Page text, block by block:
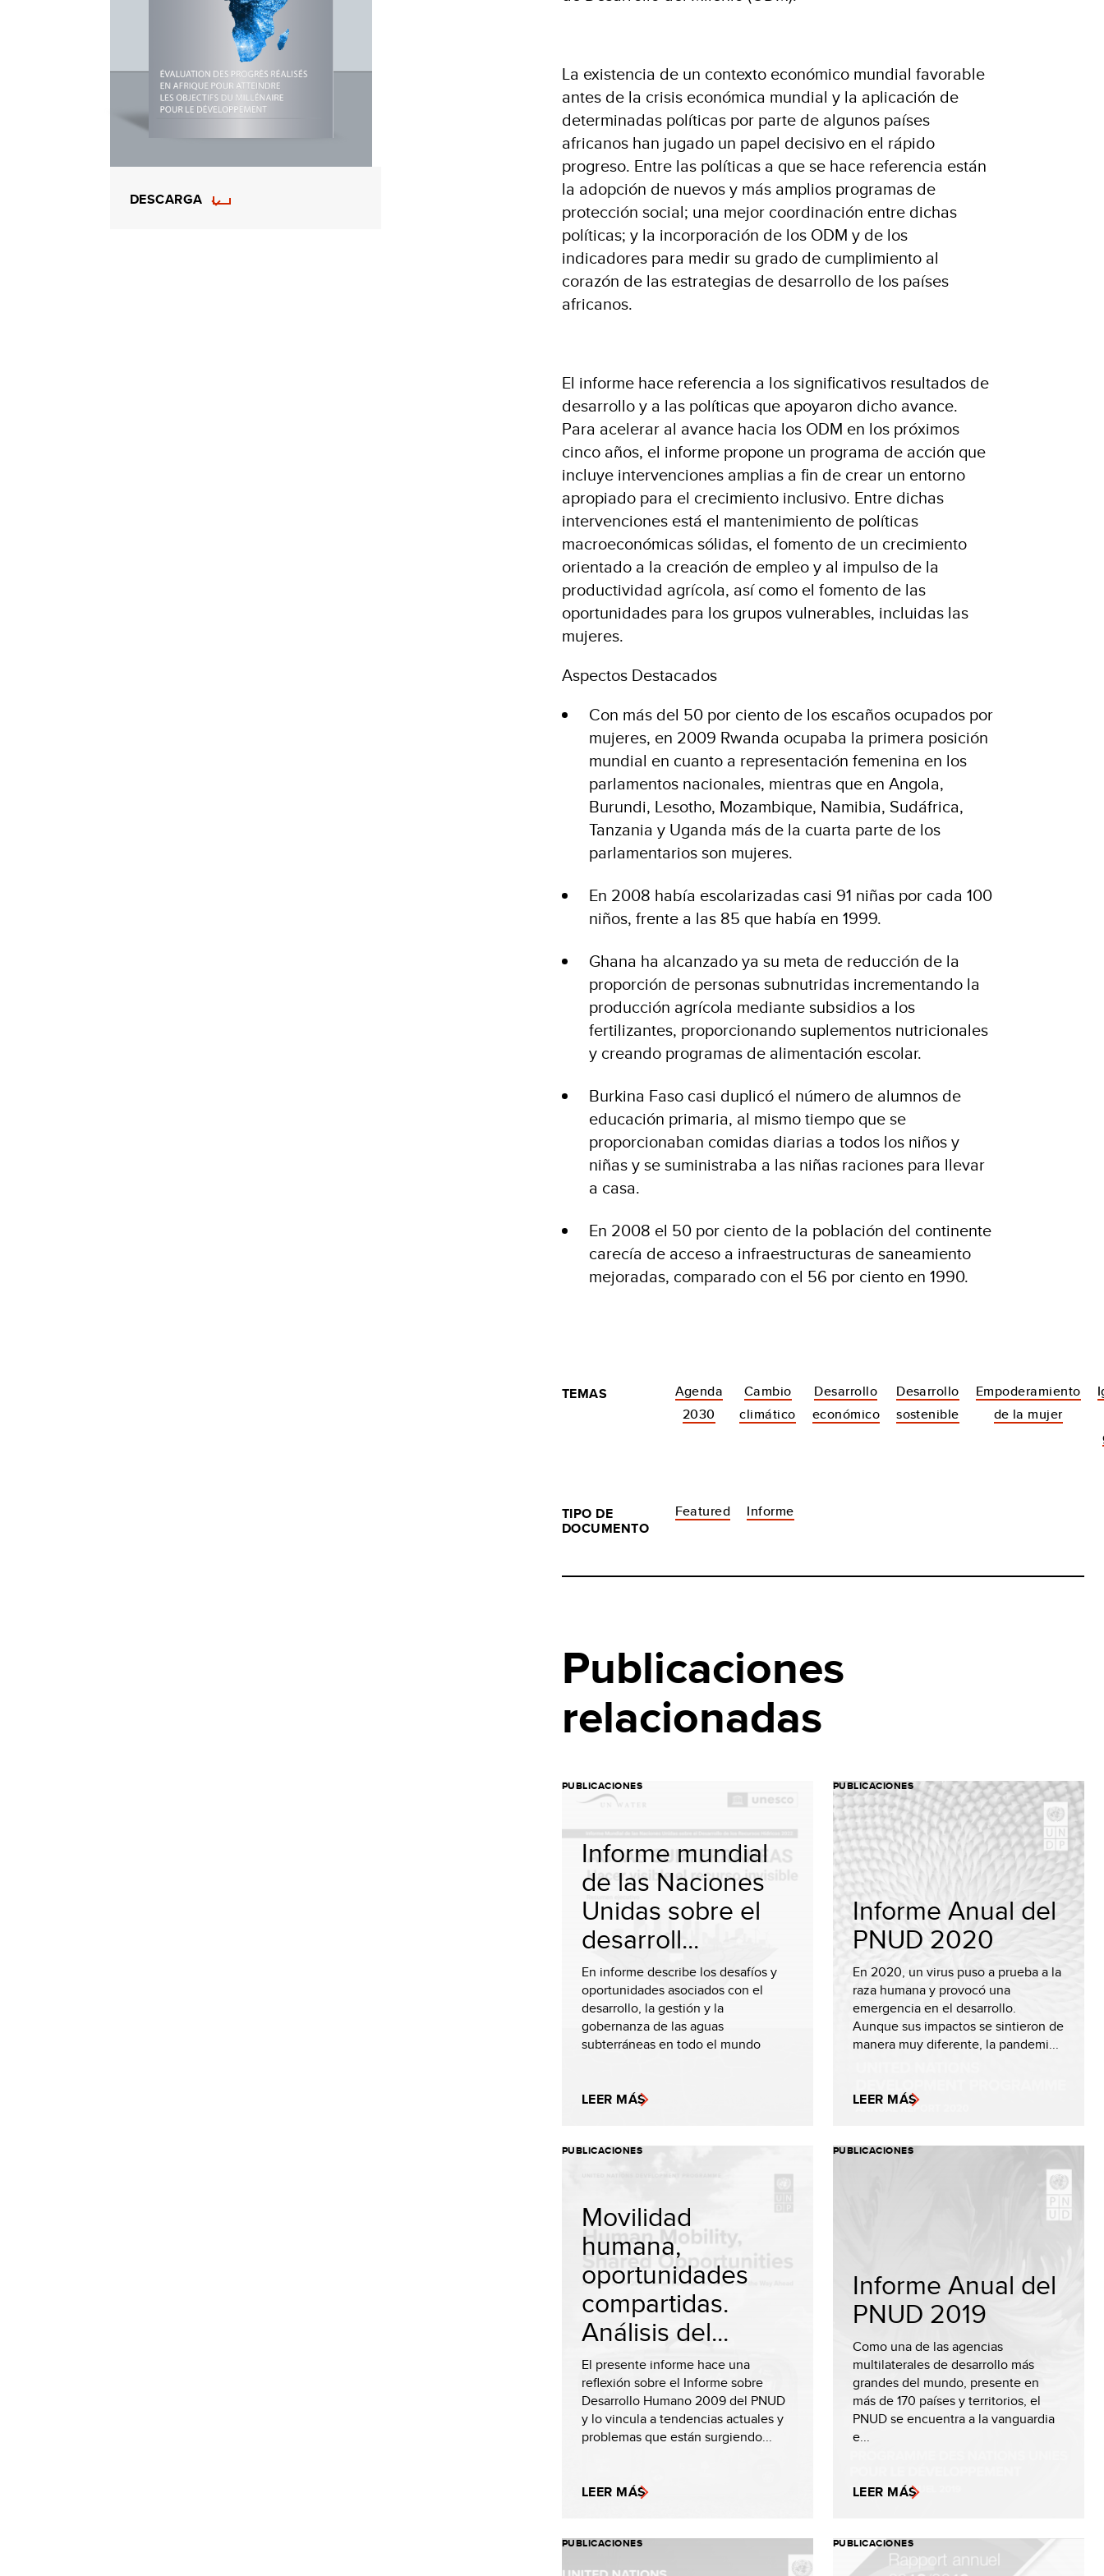
DESCARGA
La existencia de un contexto económico mundial favorable
antes de la crisis económica mundial y la aplicación de
determinadas políticas por parte de algunos países
africanos han jugado un papel decisivo en el rápido
progreso. Entre las políticas a que se hace referencia están
la adopción de nuevos y más amplios programas de
protección social; una mejor coordinación entre dichas
políticas; y la incorporación de los ODM y de los
indicadores para medir su grado de cumplimiento al
corazón de las estrategias de desarrollo de los países
africanos.
El informe hace referencia a los significativos resultados de
desarrollo y a las políticas que apoyaron dicho avance.
Para acelerar al avance hacia los ODM en los próximos
cinco años, el informe propone un programa de acción que
incluye intervenciones amplias a fin de crear un entorno
apropiado para el crecimiento inclusivo. Entre dichas
intervenciones está el mantenimiento de políticas
macroeconómicas sólidas, el fomento de un crecimiento
orientado a la creación de empleo y al impulso de la
productividad agrícola, así como el fomento de las
oportunidades para los grupos vulnerables, incluidas las
mujeres.
Aspectos Destacados
Con más del 50 por ciento de los escaños ocupados por
mujeres, en 2009 Rwanda ocupaba la primera posición
mundial en cuanto a representación femenina en los
parlamentos nacionales, mientras que en Angola,
Burundi, Lesotho, Mozambique, Namibia, Sudáfrica,
Tanzania y Uganda más de la cuarta parte de los
parlamentarios son mujeres.
En 2008 había escolarizadas casi 91 niñas por cada 100
niños, frente a las 85 que había en 1999.
Ghana ha alcanzado ya su meta de reducción de la
proporción de personas subnutridas incrementando la
producción agrícola mediante subsidios a los
fertilizantes, proporcionando suplementos nutricionales
y creando programas de alimentación escolar.
Burkina Faso casi duplicó el número de alumnos de
educación primaria, al mismo tiempo que se
proporcionaban comidas diarias a todos los niños y
niñas y se suministraba a las niñas raciones para llevar
a casa.
En 2008 el 50 por ciento de la población del continente
carecía de acceso a infraestructuras de saneamiento
mejoradas, comparado con el 56 por ciento en 1990.
TEMAS
Agenda
2030
Cambio
climático
Desarrollo
económico
Desarrollo
sostenible
Empoderamiento
de la mujer
TIPO DE
DOCUMENTO
Featured Informe
Publicaciones
relacionadas
PUBLICACIONES
Informe mundial
de las Naciones
Unidas sobre el
desarroll...
En informe describe los desafíos y
oportunidades asociados con el
desarrollo, la gestión y la
gobernanza de las aguas
subterráneas en todo el mundo
LEER MÁS
PUBLICACIONES
Informe Anual del
PNUD 2020
En 2020, un virus puso a prueba a la
raza humana y provocó una
emergencia en el desarrollo.
Aunque sus impactos se sintieron de
manera muy diferente, la pandemi...
LEER MÁS
PUBLICACIONES
Movilidad
humana,
oportunidades
compartidas.
Análisis del...
El presente informe hace una
reflexión sobre el Informe sobre
Desarrollo Humano 2009 del PNUD
y lo vincula a tendencias actuales y
problemas que están surgiendo...
LEER MÁS
PUBLICACIONES
Informe Anual del
PNUD 2019
Como una de las agencias
multilaterales de desarrollo más
grandes del mundo, presente en
más de 170 países y territorios, el
PNUD se encuentra a la vanguardia
e...
LEER MÁS
PUBLICACIONES PUBLICACIONES